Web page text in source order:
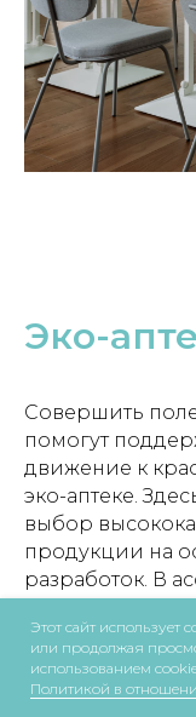
Эко-
Совершить
помогут
движение к
эко-аптеке.
выбор
продукции на
разработок. В
спроса,
витамины и
Этот сайт
или продолжая
использованием
Политикой в